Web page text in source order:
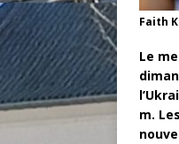
Faith
Le
m.